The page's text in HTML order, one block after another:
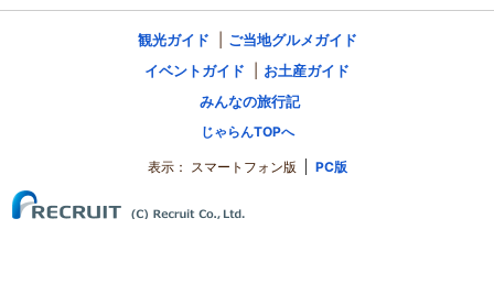
観光ガイド
ご当地グルメガイド
イベントガイド
お土産ガイド
みんなの旅行記
じゃらんTOPへ
表示： スマートフォン版 PC版